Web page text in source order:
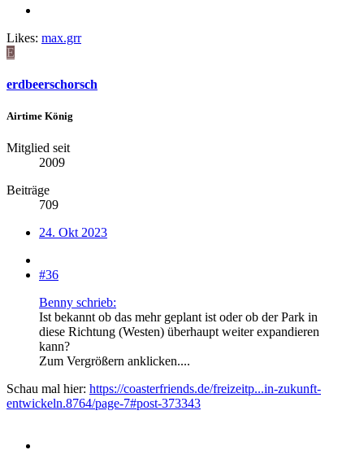
Likes: max.grr
E
erdbeerschorsch
Airtime König
Mitglied seit
2009
Beiträge
709
24. Okt 2023
#36
Benny schrieb:
Ist bekannt ob das mehr geplant ist oder ob der Park in
diese Richtung (Westen) überhaupt weiter expandieren
kann?
Zum Vergrößern anklicken....
Schau mal hier: https://coasterfriends.de/freizeitp...in-zukunft-
entwickeln.8764/page-7#post-373343